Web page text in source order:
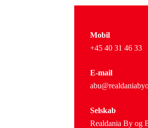
Mobil
+45 40 31 46 33
E-mail
Selskab
Realdania By og